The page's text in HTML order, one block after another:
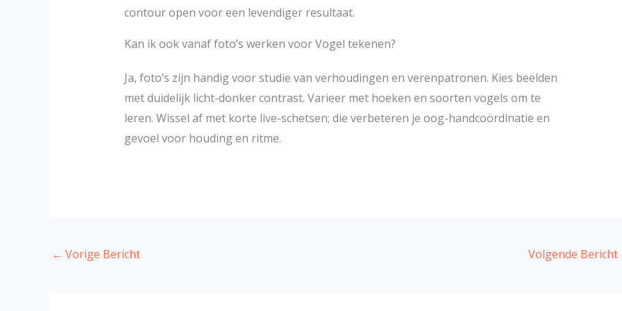
contour open voor een levendiger resultaat.
Kan ik ook vanaf foto’s werken voor Vogel tekenen?
Ja, foto’s zijn handig voor studie van verhoudingen en verenpatronen. Kies beelden
met duidelijk licht-donker contrast. Varieer met hoeken en soorten vogels om te
leren. Wissel af met korte live-schetsen; die verbeteren je oog-handcoördinatie en
gevoel voor houding en ritme.
← Vorige Bericht Volgende Bericht